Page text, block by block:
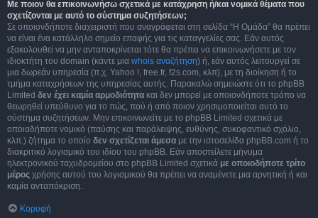
Με ποιον θα επικοινωνήσω σχετικά με κατάχρηση ή/και νομικά θέματα που
σχετίζονται με αυτό το σύστημα συζητήσεων;
Σε οποιονδήποτε διαχειριστή που αναγράφεται στη σελίδα “Η Ομάδα” θα πρέπει
να είναι ένα κατάλληλο σημείο επαφής για τις καταγγελίες σας. Εάν αυτός
εξακολουθεί να μην ανταποκρίνεται τότε θα πρέπει να επικοινωνήσετε με τον
ιδιοκτήτη του domain (κάντε μια whois αναζήτηση) ή, εάν αυτός λειτουργεί σε
μια δωρεάν υπηρεσία (π.χ. Yahoo !, free.fr, f2s.com, κλπ), με τη διοίκηση ή το
τμήμα καταχρήσεων της υπηρεσίας αυτής. Παρακαλώ σημειώστε ότι το phpBB
Limited δεν έχει καμία αρμοδιότητα και δεν μπορεί με οποιονδήποτε τρόπο να
θεωρηθεί υπεύθυνο για το πώς, πού ή από ποιον χρησιμοποιείται αυτό το
σύστημα συζητήσεων. Μην επικοινωνείτε με το phpBB Limited σχετικά με
οποιαδήποτε νομικό (παύσης και παράλειψης, ευθύνης, συκοφαντικό σχόλιο,
κλπ.) ζήτημα το οποίο δεν σχετίζεται άμεσα με την ιστοσελίδα phpBB.com ή το
διακριτικό λογισμικό του ιδίου του phpBB. Εάν αποστείλετε μήνυμα
ηλεκτρονικού ταχυδρομείου στο phpBB Limited σχετικά με οποιοδήποτε τρίτο
μέρος χρήσης αυτού του λογισμικού θα πρέπει να αναμένετε μια αρνητική ή και
καμία ανταπόκριση.
Κορυφή